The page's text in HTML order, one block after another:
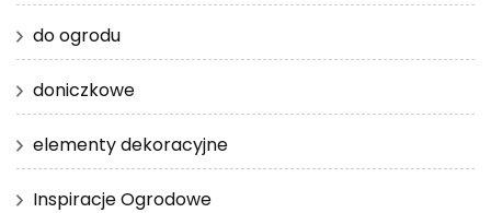
do ogrodu
doniczkowe
elementy dekoracyjne
Inspiracje Ogrodowe